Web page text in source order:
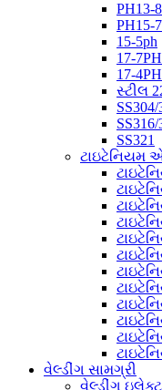
PH13-
PH15-
15-5ph
17-7PH
17-
સ્ટીલ
SS321
ટાઇટેનિયમ
વેલ્ડીંગ સામગ્રી
વેલ્ડીંગ